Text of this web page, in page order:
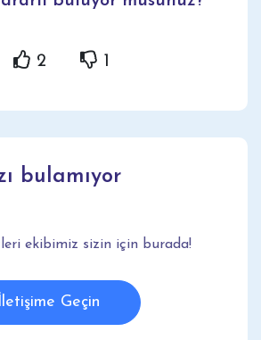
2 1
bulamıyor
ekibimiz sizin için burada!
Geçin